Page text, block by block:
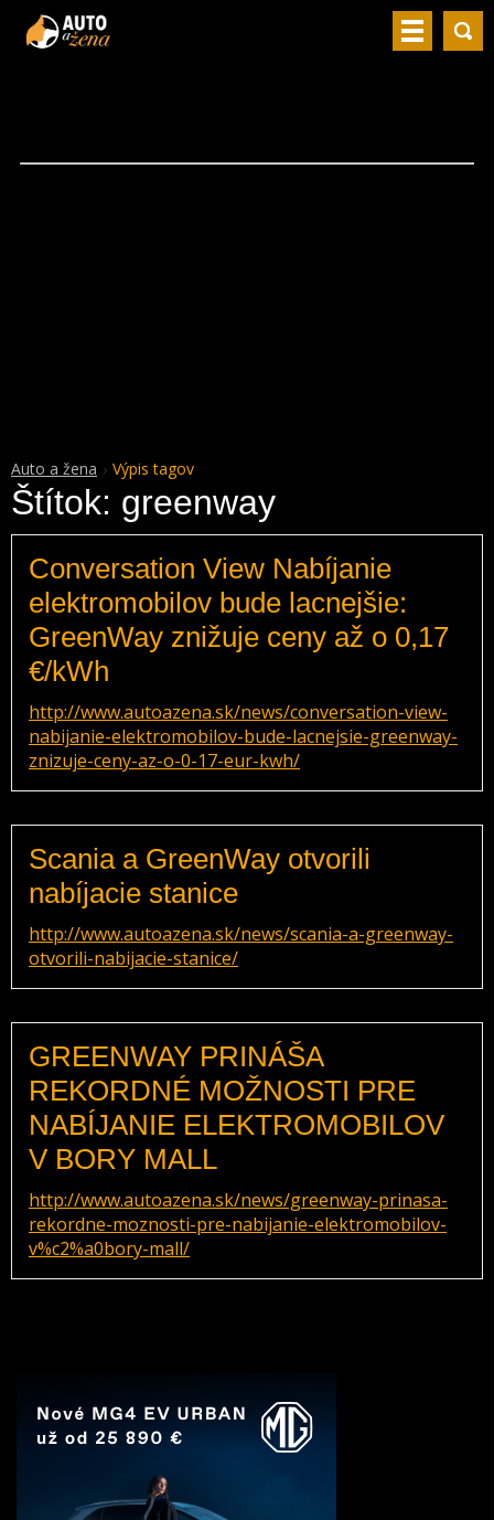
Auto a žena Výpis tagov
Štítok: greenway
Conversation View Nabíjanie
elektromobilov bude lacnejšie:
GreenWay znižuje ceny až o 0,17
€/kWh
http://www.autoazena.sk/news/conversation-view-
nabijanie-elektromobilov-bude-lacnejsie-greenway-
znizuje-ceny-az-o-0-17-eur-kwh/
Scania a GreenWay otvorili
nabíjacie stanice
http://www.autoazena.sk/news/scania-a-greenway-
otvorili-nabijacie-stanice/
GREENWAY PRINÁŠA
REKORDNÉ MOŽNOSTI PRE
NABÍJANIE ELEKTROMOBILOV
V BORY MALL
http://www.autoazena.sk/news/greenway-prinasa-
rekordne-moznosti-pre-nabijanie-elektromobilov-
v%c2%a0bory-mall/